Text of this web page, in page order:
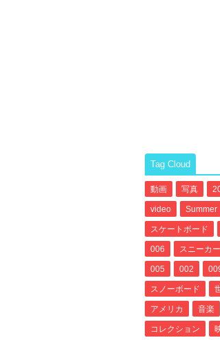
Tag Cloud
動画 写真
video Summer
スケートボード
006 スニーカー
005 002
スノーボード
アメリカ 音楽
コレクション